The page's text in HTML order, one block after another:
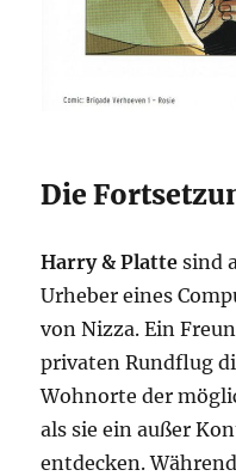
Die
Harry & Platte sind
Urheber eines
von Nizza. Ein
privaten Rundflug
Wohnorte der
als sie ein außer
entdecken.